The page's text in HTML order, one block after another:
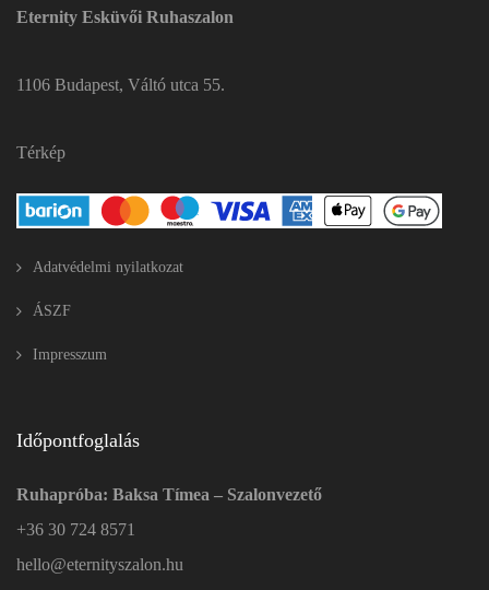
Eternity Esküvői Ruhaszalon
1106 Budapest, Váltó utca 55.
Térkép
Adatvédelmi nyilatkozat
ÁSZF
Impresszum
Időpontfoglalás
Ruhapróba: Baksa Tímea – Szalonvezető
+36 30 724 8571
hello@eternityszalon.hu